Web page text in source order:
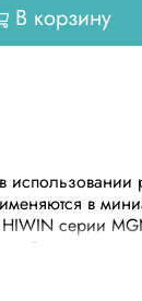
В корзину
в
серии
стали, в том
каретка